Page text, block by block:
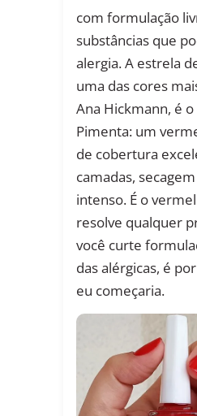
com formulação
substâncias que
alergia. A estrela
uma das cores
Ana Hickmann, é
Pimenta: um
de cobertura
camadas,
intenso. É o
resolve qualquer
você curte
das alérgicas, é
eu começaria.